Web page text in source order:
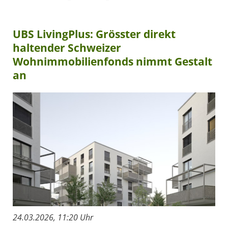
UBS LivingPlus: Grösster direkt
haltender Schweizer
Wohnimmobilienfonds nimmt Gestalt
an
24.03.2026, 11:20 Uhr